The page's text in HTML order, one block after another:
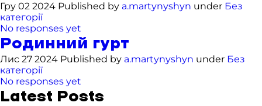
Гру 02 2024 Published by a.martynyshyn under Без
категорії
No responses yet
Родинний гурт
Лис 27 2024 Published by a.martynyshyn under Без
категорії
No responses yet
Latest Posts